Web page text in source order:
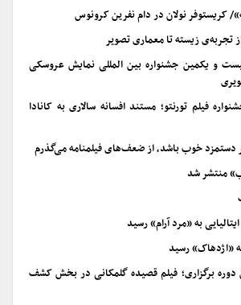
کریستوفر نولان در دام نفرین کرونوس
تجربه‌ی زیسته تا معماری تصویر
و یکمین جشنواره بین المللی نمایش عروسکی
فیلم تورنتو؛ مستند افسانه سالاری به کانادا
دستمزد خوب باشد، از ضعف‌های فیلمنامه می‌گذرم
منتشر شد
به «مرد آرام» رسید
«اژدهاک» رسید
دوره برگزاری؛ فیلم قصیده گلمکانی در بخش کشف